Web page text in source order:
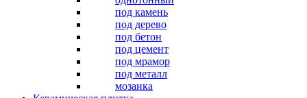
под камень
под дерево
под бетон
под цемент
под мрамор
под металл
мозаика